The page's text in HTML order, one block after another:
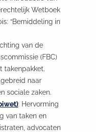
i
n
n
e
w
t
a
b
/
w
Wetboek
“Bemiddeling in
van de
(FBC)
takenpakket.
naar
sociale zaken.
(
O
p
: Hervorming
van taken en
advocaten